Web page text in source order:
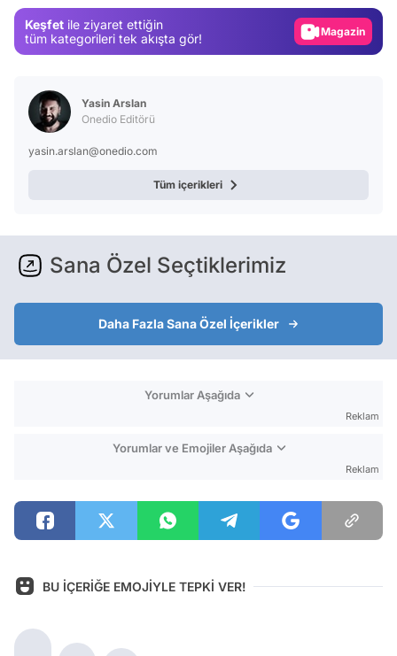
Keşfet ile ziyaret ettiğin
tüm kategorileri tek akışta gör!
Magazin
Video
Yasin Arslan
Onedio Editörü
yasin.arslan@onedio.com
Tüm içerikleri
Sana Özel Seçtiklerimiz
Daha Fazla Sana Özel İçerikler
Yorumlar Aşağıda
Reklam
Yorumlar ve Emojiler Aşağıda
Reklam
BU İÇERİĞE EMOJİYLE TEPKİ VER!